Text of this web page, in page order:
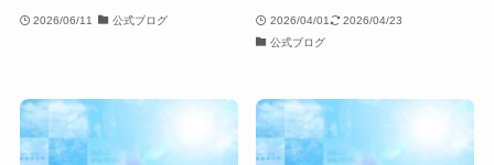
2026/06/11 公式ブログ 2026/04/01
2026/04/23
公式ブログ